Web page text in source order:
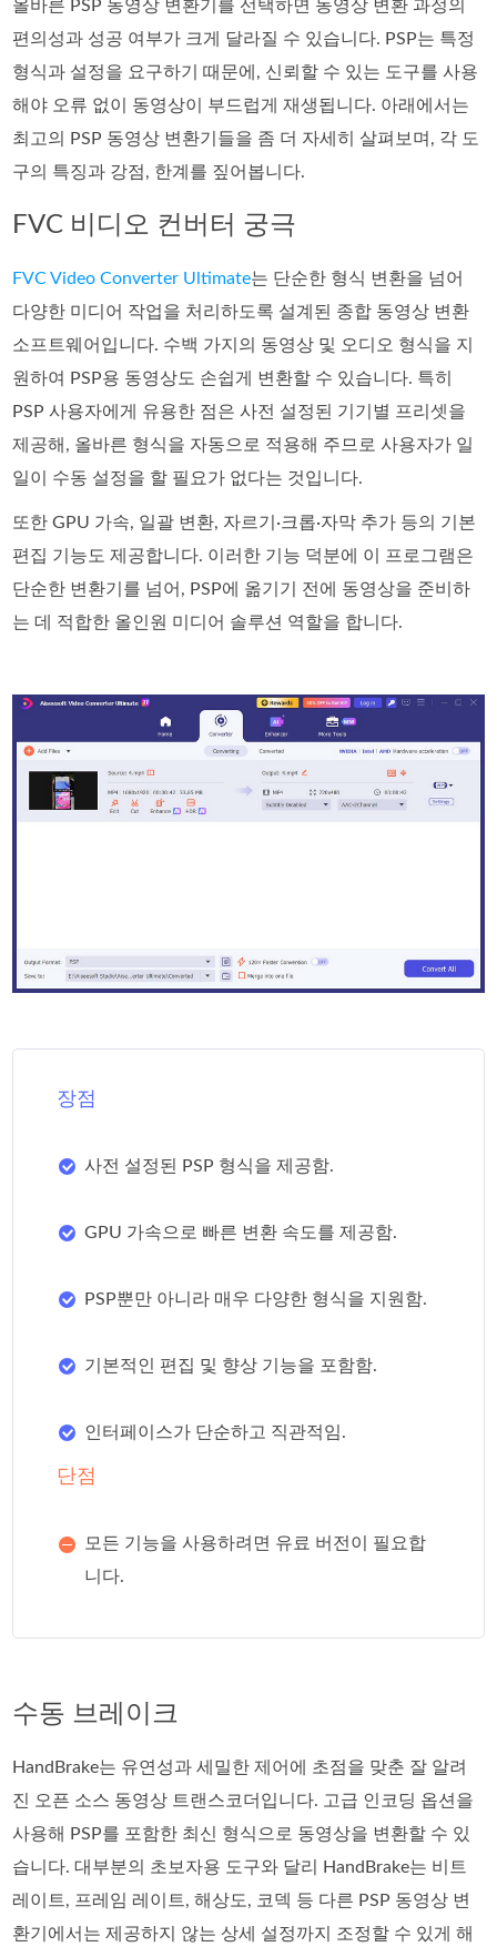
올바른 PSP 동영상 변환기를 선택하면 동영상 변환 과정의
편의성과 성공 여부가 크게 달라질 수 있습니다. PSP는 특정
형식과 설정을 요구하기 때문에, 신뢰할 수 있는 도구를 사용
해야 오류 없이 동영상이 부드럽게 재생됩니다. 아래에서는
최고의 PSP 동영상 변환기들을 좀 더 자세히 살펴보며, 각 도
구의 특징과 강점, 한계를 짚어봅니다.
FVC 비디오 컨버터 궁극
FVC Video Converter Ultimate는 단순한 형식 변환을 넘어
다양한 미디어 작업을 처리하도록 설계된 종합 동영상 변환
소프트웨어입니다. 수백 가지의 동영상 및 오디오 형식을 지
원하여 PSP용 동영상도 손쉽게 변환할 수 있습니다. 특히
PSP 사용자에게 유용한 점은 사전 설정된 기기별 프리셋을
제공해, 올바른 형식을 자동으로 적용해 주므로 사용자가 일
일이 수동 설정을 할 필요가 없다는 것입니다.
또한 GPU 가속, 일괄 변환, 자르기·크롭·자막 추가 등의 기본
편집 기능도 제공합니다. 이러한 기능 덕분에 이 프로그램은
단순한 변환기를 넘어, PSP에 옮기기 전에 동영상을 준비하
는 데 적합한 올인원 미디어 솔루션 역할을 합니다.
장점
사전 설정된 PSP 형식을 제공함.
GPU 가속으로 빠른 변환 속도를 제공함.
PSP뿐만 아니라 매우 다양한 형식을 지원함.
기본적인 편집 및 향상 기능을 포함함.
인터페이스가 단순하고 직관적임.
단점
모든 기능을 사용하려면 유료 버전이 필요합
니다.
수동 브레이크
HandBrake는 유연성과 세밀한 제어에 초점을 맞춘 잘 알려
진 오픈 소스 동영상 트랜스코더입니다. 고급 인코딩 옵션을
사용해 PSP를 포함한 최신 형식으로 동영상을 변환할 수 있
습니다. 대부분의 초보자용 도구와 달리 HandBrake는 비트
레이트, 프레임 레이트, 해상도, 코덱 등 다른 PSP 동영상 변
환기에서는 제공하지 않는 상세 설정까지 조정할 수 있게 해